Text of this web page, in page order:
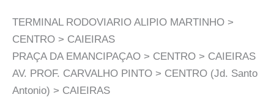
TERMINAL RODOVIARIO ALIPIO MARTINHO >
CENTRO > CAIEIRAS
PRAÇA DA EMANCIPAÇAO > CENTRO > CAIEIRAS
AV. PROF. CARVALHO PINTO > CENTRO (Jd. Santo
Antonio) > CAIEIRAS